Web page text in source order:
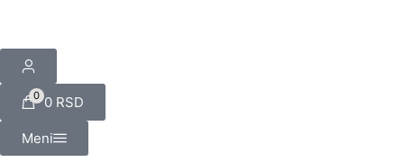
0 0 RSD
Meni